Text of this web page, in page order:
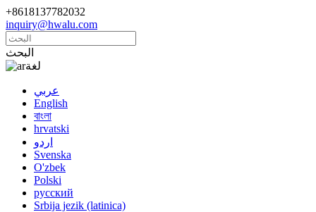
+8618137782032
inquiry@hwalu.com
البحث
لغة
عربي
English
বাংলা
hrvatski
اردو
Svenska
O'zbek
Polski
русский
Srbija jezik (latinica)